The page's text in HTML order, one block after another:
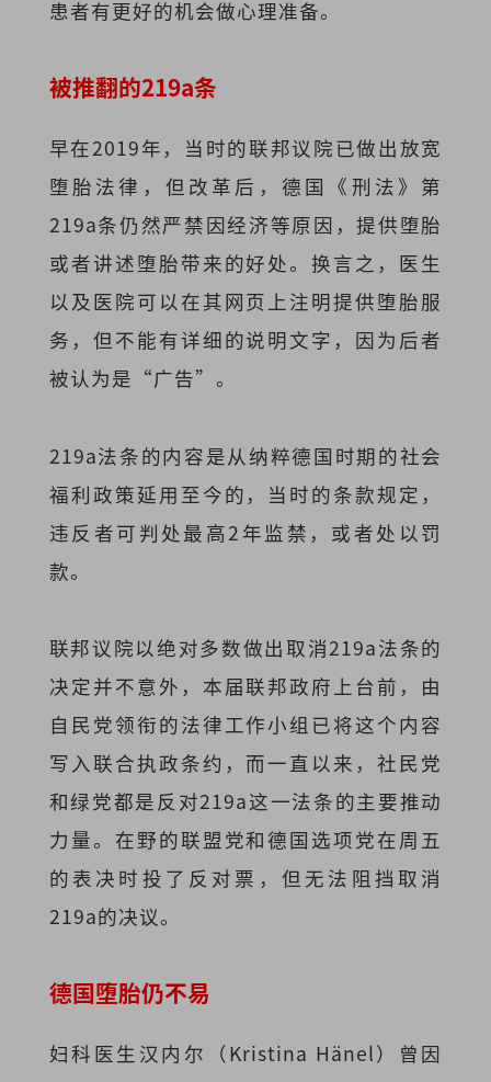
患者有更好的机会做心理准备。
被推翻的219a条
早在2019年，当时的联邦议院已做出放宽
堕胎法律，但改革后，德国《刑法》第
219a条仍然严禁因经济等原因，提供堕胎
或者讲述堕胎带来的好处。换言之，医生
以及医院可以在其网页上注明提供堕胎服
务，但不能有详细的说明文字，因为后者
被认为是“广告”。
219a法条的内容是从纳粹德国时期的社会
福利政策延用至今的，当时的条款规定，
违反者可判处最高2年监禁，或者处以罚
款。
联邦议院以绝对多数做出取消219a法条的
决定并不意外，本届联邦政府上台前，由
自民党领衔的法律工作小组已将这个内容
写入联合执政条约，而一直以来，社民党
和绿党都是反对219a这一法条的主要推动
力量。在野的联盟党和德国选项党在周五
的表决时投了反对票，但无法阻挡取消
219a的决议。
德国堕胎仍不易
妇科医生汉内尔（Kristina Hänel）曾因